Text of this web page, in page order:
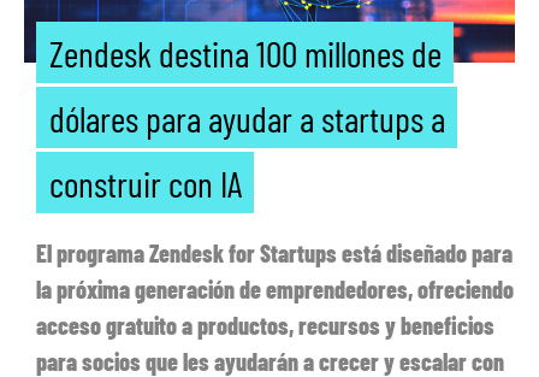
Zendesk destina 100 millones de
dólares para ayudar a startups a
construir con IA
El programa Zendesk for Startups está diseñado para
la próxima generación de emprendedores, ofreciendo
acceso gratuito a productos, recursos y beneficios
para socios que les ayudarán a crecer y escalar con